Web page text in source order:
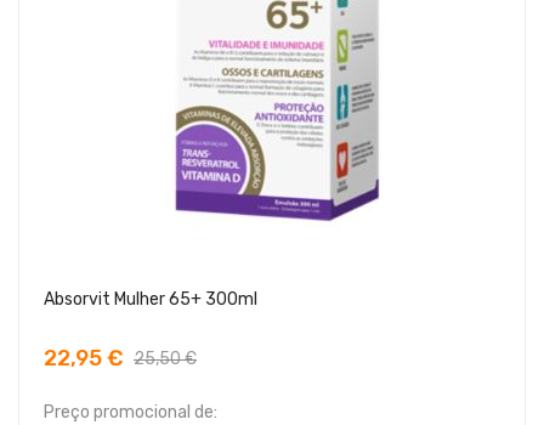
Absorvit Mulher 65+ 300ml
22,95 € 25,50 €
Preço promocional de: